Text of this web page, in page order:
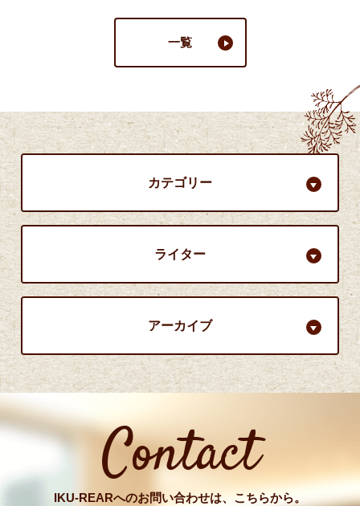
一覧
カテゴリー
ライター
アーカイブ
Contact
IKU-REARへのお問い合わせは、こちらから。